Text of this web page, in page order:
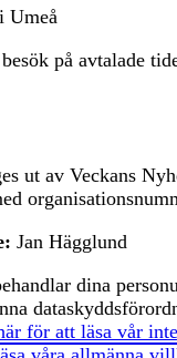
Umeå
på avtalade
ut av Veckans
Jan Hägglund
dina
för att läsa vår